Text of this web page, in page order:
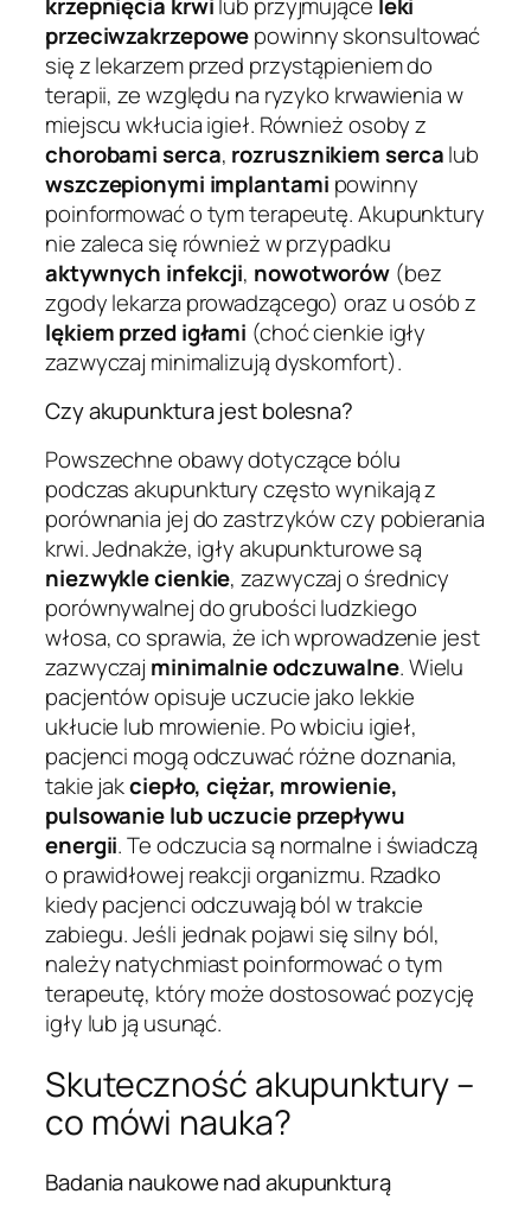
przeciwzakrzepowepowinny skonsultować
się z lekarzem przed przystąpieniem do
terapii, ze względu na ryzyko krwawienia w
miejscu wkłucia igieł. Również osoby z
chorobami serca, rozrusznikiem sercalub
wszczepionymi implantami powinny
poinformować o tym terapeutę. Akupunktury
nie zaleca się również w przypadku
aktywnych infekcji, nowotworów (bez
zgody lekarza prowadzącego) oraz u osób z
lękiem przed igłami (choć cienkie igły
zazwyczaj minimalizują dyskomfort).
Czy akupunktura jest bolesna?
Powszechne obawy dotyczące bólu
podczas akupunktury często wynikają z
porównania jej do zastrzyków czy pobierania
krwi. Jednakże, igły akupunkturowe są
niezwykle cienkie, zazwyczaj o średnicy
porównywalnej do grubości ludzkiego
włosa, co sprawia, że ich wprowadzenie jest
zazwyczaj minimalnie odczuwalne. Wielu
pacjentów opisuje uczucie jako lekkie
ukłucie lub mrowienie. Po wbiciu igieł,
pacjenci mogą odczuwać różne doznania,
takie jakciepło, ciężar, mrowienie,
pulsowanie lub uczucie przepływu
energii. Te odczucia są normalne i świadczą
o prawidłowej reakcji organizmu. Rzadko
kiedy pacjenci odczuwają ból w trakcie
zabiegu. Jeśli jednak pojawi się silny ból,
należy natychmiast poinformować o tym
terapeutę, który może dostosować pozycję
igły lub ją usunąć.
Skuteczność akupunktury –
co mówi nauka?
Badania naukowe nad akupunkturą